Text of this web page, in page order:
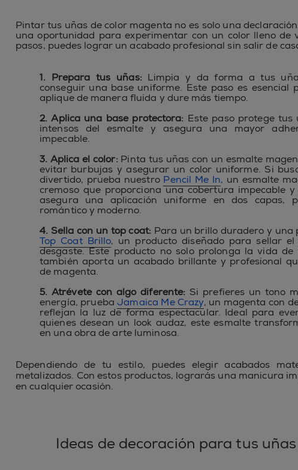
Pintar tus uñas de color magenta no es solo una
una oportunidad para experimentar con un color lleno de
pasos, puedes lograr un acabado profesional sin salir de
1. Prepara tus uñas:Limpia y da forma a tus
conseguir una base uniforme. Este paso es esencial
aplique de manera fluida y dure más tiempo.
2. Aplica una base protectora: Este paso protege tus
intensos del esmalte y asegura una mayor
impecable.
3. Aplica el color:Pinta tus uñas con un esmalte
evitar burbujas y asegurar un color uniforme. Si
divertido, prueba nuestro Pencil Me In, un esmalte
cremoso que proporciona una cobertura impecable
asegura una aplicación uniforme en dos capas,
romántico y moderno.
4. Sella con un top coat: Para un brillo duradero y una
Top Coat Brillo, un producto diseñado para sellar
desgaste. Este producto no solo prolonga la vida
también aporta un acabado brillante y profesional
de magenta.
5. Atrévete con algo diferente: Si prefieres un tono
energía, pruebaJamaica Me Crazy, un magenta con
reflejan la luz de forma espectacular. Ideal para
quienes desean un look audaz, este esmalte
en una obra de arte luminosa.
Dependiendo de tu estilo, puedes elegir acabados
metalizados. Con estos productos, lograrás una manicura
en cualquier ocasión.
Ideas de decoración para tus